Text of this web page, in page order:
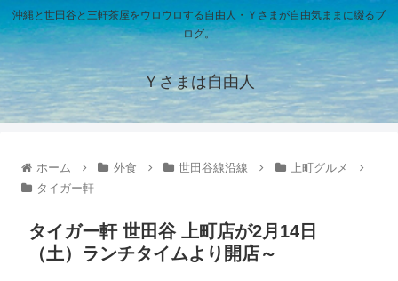
沖縄と世田谷と三軒茶屋をウロウロする自由人・Ｙさまが自由気ままに綴るブ
ログ。
Ｙさまは自由人
ホーム 外食 世田谷線沿線
上町グルメ
タイガー軒
タイガー軒 世田谷 上町店が2月14日
（土）ランチタイムより開店～